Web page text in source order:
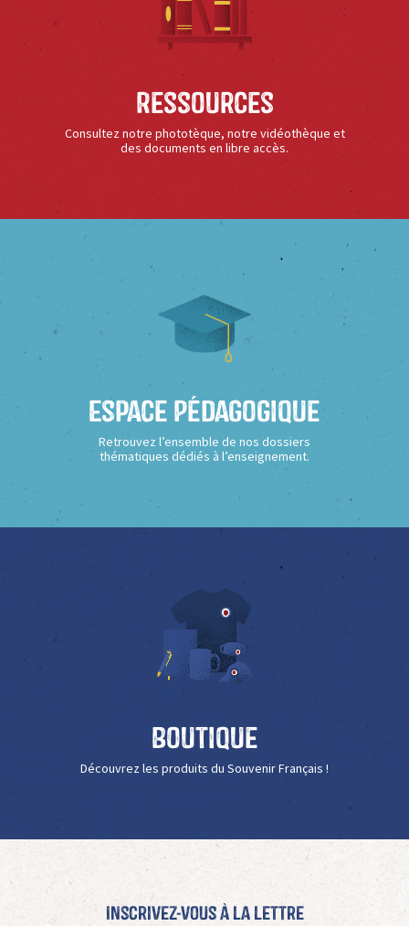
Ressources
Consultez notre phototèque, notre vidéothèque et
des documents en libre accès.
Espace Pédagogique
Retrouvez l’ensemble de nos dossiers
thématiques dédiés à l’enseignement.
Boutique
Découvrez les produits du Souvenir Français !
Inscrivez-vous à La Lettre